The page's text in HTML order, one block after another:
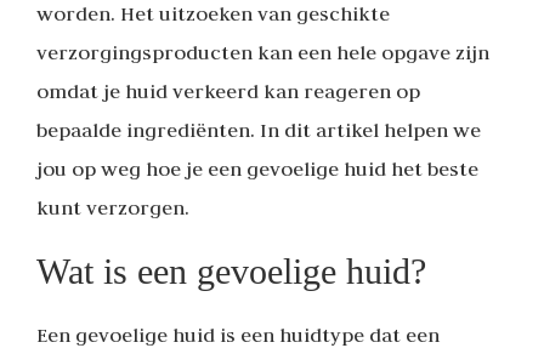
worden. Het uitzoeken van geschikte
verzorgingsproducten kan een hele opgave zijn
omdat je huid verkeerd kan reageren op
bepaalde ingrediënten. In dit artikel helpen we
jou op weg hoe je een gevoelige huid het beste
kunt verzorgen.
Wat is een gevoelige huid?
Een gevoelige huid is een huidtype dat een